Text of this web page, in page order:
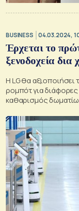
BUSINESS 04.03.2024,
Έρχεται το
ξενοδοχεία δια
Η LG θα αξιοποιήσει
ρομπότ για
καθαρισμός